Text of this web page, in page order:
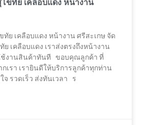
โขทัย เคลือบแดง หน้างาน
ทัย เคลือบแดง หน้างาน ศรีสะเกษ จัด
ย เคลือบแดง เราส่งตรงถึงหน้างาน
ช้งานสินค้าทันที ขอบคุณลูกค้า ที่
กเรา เรายินดีให้บริการลูกค้าทุกท่าน
จ รวดเร็ว ส่งทันเวลา ร